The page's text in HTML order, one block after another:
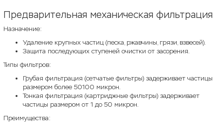
Предварительная механическая фильтрация
Назначение:
Удаление крупных частиц (песка, ржавчины, грязи, взвесей).
Защита последующих ступеней очистки от засорения.
Типы фильтров:
Грубая фильтрация (сетчатые фильтры) задерживает частицы
размером более 50100 микрон.
Тонкая фильтрация (картриджные фильтры) задерживает
частицы размером от 1 до 50 микрон.
Преимущества: